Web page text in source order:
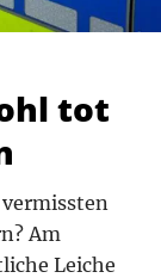
tot
Am
Leiche